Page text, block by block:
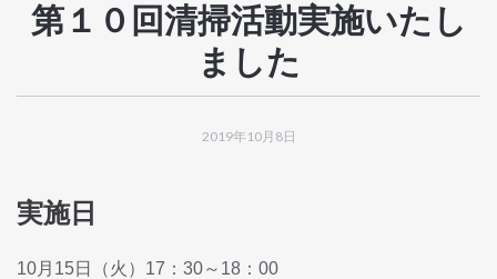
第１０回清掃活動実施いたし
ました
2019年10月8日
実施日
10月15日（火）17：30～18：00